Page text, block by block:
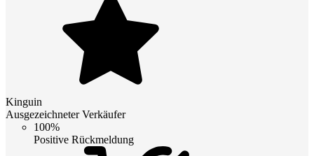
Kinguin
Ausgezeichneter Verkäufer
100%
Positive Rückmeldung